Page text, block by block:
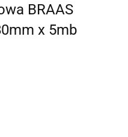
BRAAS
x 5mb